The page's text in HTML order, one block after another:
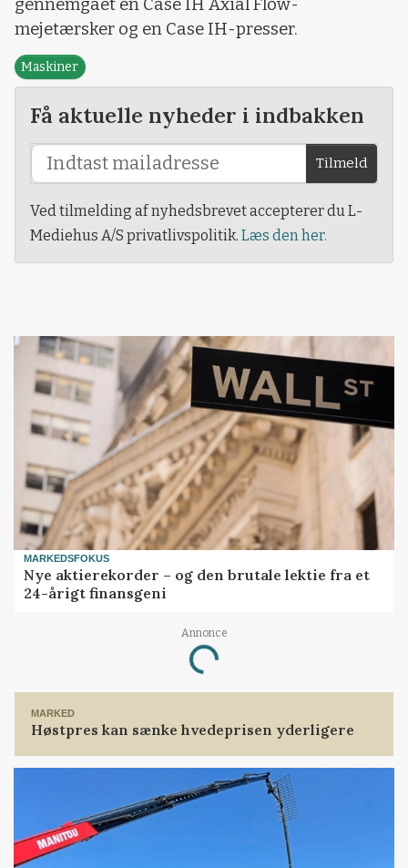
gennemgået en Case IH Axial Flow-
mejetærsker og en Case IH-presser.
Maskiner
Få aktuelle nyheder i indbakken
Tilmeld
Ved tilmelding af nyhedsbrevet accepterer du L-
Mediehus A/S privatlivspolitik. Læs den her.
MARKEDSFOKUS
Nye aktierekorder – og den brutale lektie fra et
24-årigt finansgeni
Annonce
Loading...
MARKED
Høstpres kan sænke hvedeprisen yderligere